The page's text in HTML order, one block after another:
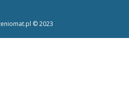
przedsiębiorczości - pfp.com.pl
© 2023